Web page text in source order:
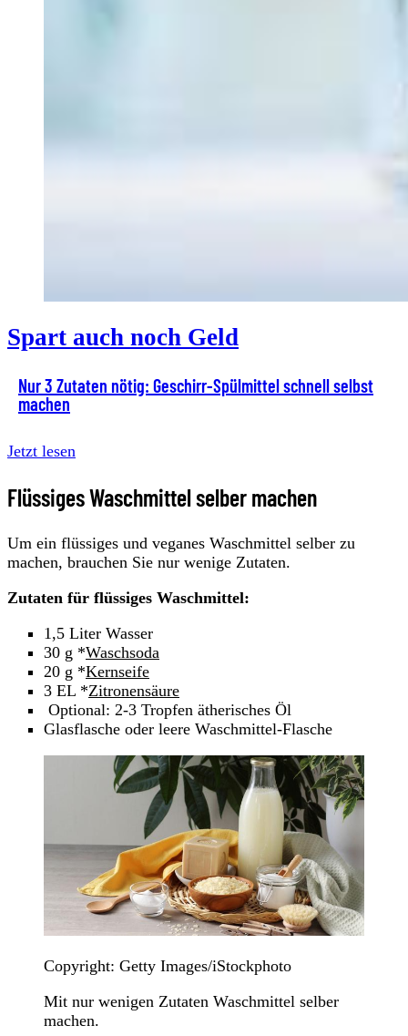
Spart auch noch Geld
Nur 3 Zutaten nötig: Geschirr-Spülmittel schnell selbst
machen
Jetzt lesen
Flüssiges Waschmittel selber machen
Um ein flüssiges und veganes Waschmittel selber zu
machen, brauchen Sie nur wenige Zutaten.
Zutaten für flüssiges Waschmittel:
1,5 Liter Wasser
30 g *Waschsoda
20 g *Kernseife
3 EL *Zitronensäure
Optional: 2-3 Tropfen ätherisches Öl
Glasflasche oder leere Waschmittel-Flasche
Copyright: Getty Images/iStockphoto
Mit nur wenigen Zutaten Waschmittel selber
machen.